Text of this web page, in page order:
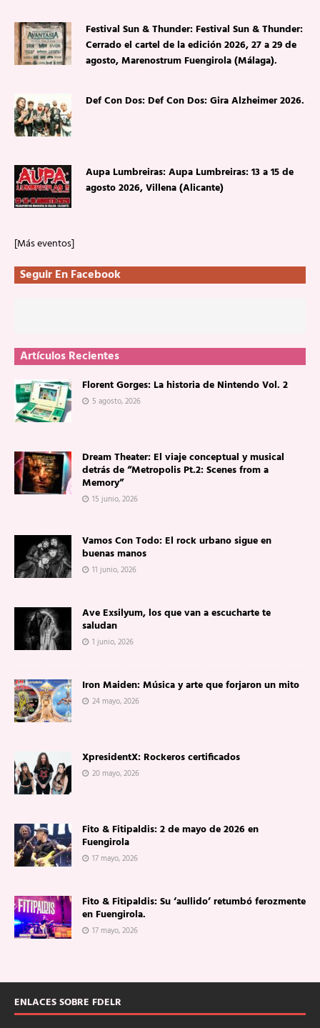
Festival Sun & Thunder: Festival Sun & Thunder:
Cerrado el cartel de la edición 2026, 27 a 29 de
agosto, Marenostrum Fuengirola (Málaga).
Def Con Dos: Def Con Dos: Gira Alzheimer 2026.
Aupa Lumbreiras: Aupa Lumbreiras: 13 a 15 de
agosto 2026, Villena (Alicante)
[Más eventos]
Seguir En Facebook
Artículos Recientes
Florent Gorges: La historia de Nintendo Vol. 2
5 agosto, 2026
Dream Theater: El viaje conceptual y musical
detrás de “Metropolis Pt.2: Scenes from a
Memory”
15 junio, 2026
Vamos Con Todo: El rock urbano sigue en
buenas manos
11 junio, 2026
Ave Exsilyum, los que van a escucharte te
saludan
1 junio, 2026
Iron Maiden: Música y arte que forjaron un mito
24 mayo, 2026
XpresidentX: Rockeros certificados
20 mayo, 2026
Fito & Fitipaldis: 2 de mayo de 2026 en
Fuengirola
17 mayo, 2026
Fito & Fitipaldis: Su ‘aullido’ retumbó ferozmente
en Fuengirola.
17 mayo, 2026
ENLACES SOBRE FDELR